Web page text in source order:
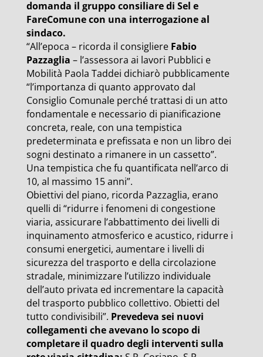
domanda il gruppo consiliare di Sel e
FareComune con una interrogazione al
sindaco.
“All’epoca – ricorda il consigliere Fabio
Pazzaglia – l’assessora ai lavori Pubblici e
Mobilità Paola Taddei dichiarò pubblicamente
“l’importanza di quanto approvato dal
Consiglio Comunale perché trattasi di un atto
fondamentale e necessario di pianificazione
concreta, reale, con una tempistica
predeterminata e prefissata e non un libro dei
sogni destinato a rimanere in un cassetto”.
Una tempistica che fu quantificata nell’arco di
10, al massimo 15 anni”.
Obiettivi del piano, ricorda Pazzaglia, erano
quelli di “ridurre i fenomeni di congestione
viaria, assicurare l’abbattimento dei livelli di
inquinamento atmosferico e acustico, ridurre i
consumi energetici, aumentare i livelli di
sicurezza del trasporto e della circolazione
stradale, minimizzare l’utilizzo individuale
dell’auto privata ed incrementare la capacità
del trasporto pubblico collettivo. Obietti del
tutto condivisibili”. Prevedeva sei nuovi
collegamenti che avevano lo scopo di
completare il quadro degli interventi sulla